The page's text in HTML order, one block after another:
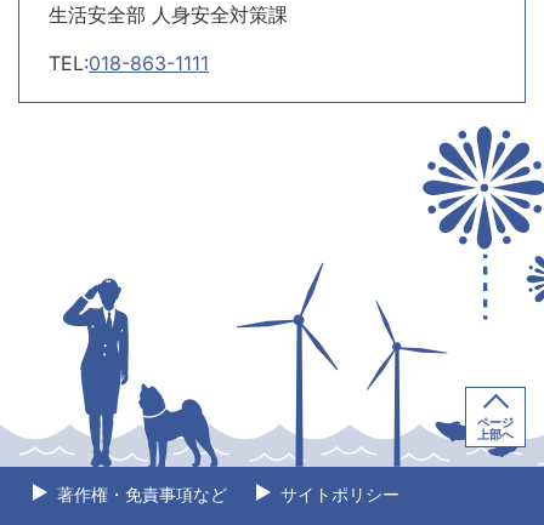
生活安全部 人身安全対策課
TEL:018-863-1111
著作権・免責事項など サイトポリシー
ページ
上部へ